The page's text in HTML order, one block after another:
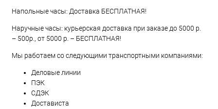
Напольные часы: Доставка БЕСПЛАТНАЯ!
Наручные часы: курьерская доставка при заказе до 5000 р.
– 500р., от 5000 р. – БЕСПЛАТНАЯ!
Мы работаем со следующими транспортными компаниями:
Деловые линии
ПЭК
СДЭК
Достависта